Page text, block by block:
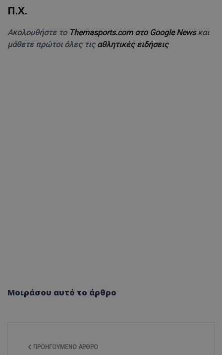
Π.Χ.
Ακολουθήστε το Themasports.com στο Google Newsκαι
μάθετε πρώτοι όλες τις αθλητικές ειδήσεις
Μοιράσου αυτό το άρθρο
ΠΡΟΗΓΟΎΜΕΝΟ ΆΡΘΡΟ